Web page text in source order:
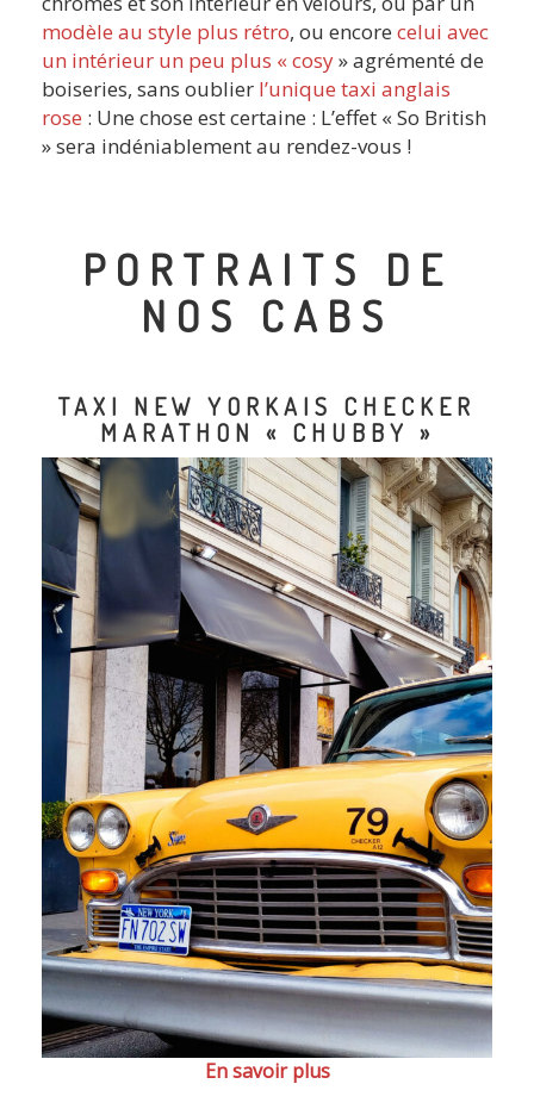
modèle au style plus rétro, ou encore celui avec
un intérieur un peu plus « cosy» agrémenté de
boiseries, sans oublier l’unique taxi anglais
rose : Une chose est certaine : L’effet « So British
» sera indéniablement au rendez-vous !
PORTRAITS DE
NOS CABS
TAXI NEW YORKAIS CHECKER
MARATHON « CHUBBY »
En savoir plus